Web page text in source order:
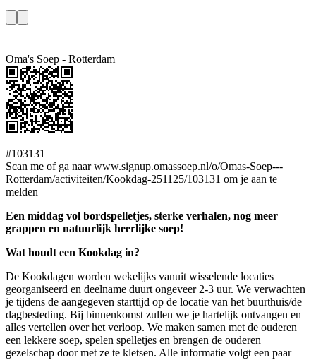
Oma's Soep - Rotterdam
#103131
Scan me of ga naar www.signup.omassoep.nl/o/Omas-Soep---
Rotterdam/activiteiten/Kookdag-251125/103131 om je aan te
melden
Een middag vol bordspelletjes, sterke verhalen, nog meer
grappen en natuurlijk heerlijke soep!
Wat houdt een Kookdag in?
De Kookdagen worden wekelijks vanuit wisselende locaties
georganiseerd en deelname duurt ongeveer 2-3 uur. We verwachten
je tijdens de aangegeven starttijd op de locatie van het buurthuis/de
dagbesteding. Bij binnenkomst zullen we je hartelijk ontvangen en
alles vertellen over het verloop. We maken samen met de ouderen
een lekkere soep, spelen spelletjes en brengen de ouderen
gezelschap door met ze te kletsen. Alle informatie volgt een paar